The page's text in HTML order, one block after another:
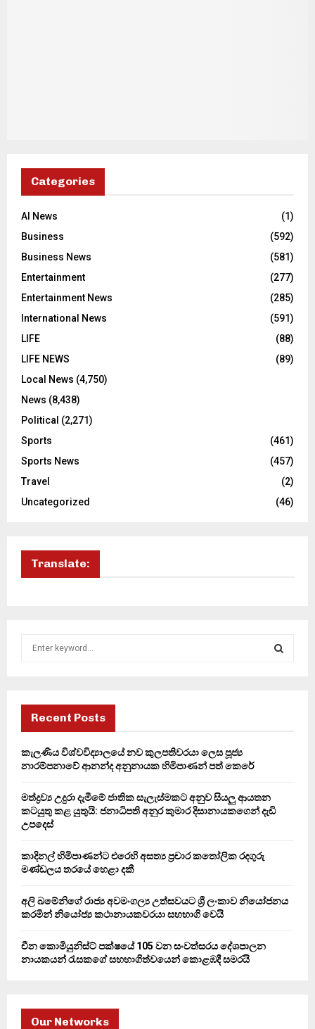
Categories
AI News
(1)
Business
(592)
Business News
(581)
Entertainment
(277)
Entertainment News
(285)
International News
(591)
LIFE
(88)
LIFE NEWS
(89)
Local News (4,750)
News (8,438)
Political (2,271)
Sports
(461)
Sports News
(457)
Travel
(2)
Uncategorized
(46)
Translate:
f
r
H
Recent Posts
කැලණිය විශ්වවිද්‍යාලයේ නව කුලපතිවරයා ලෙස පූජ්‍ය
නාරම්පනාවේ ආනන්ද අනුනායක හිමිපාණන් පත් කෙරේ
මත්ද්‍රව්‍ය උදුරා දැමීමේ ජාතික සැලැස්මකට අනුව සියලු ආයතන
කටයුතු කළ යුතුයි: ජනාධිපති අනුර කුමාර දිසානායකගෙන් දැඩි
උපදෙස්
කාදිනල් හිමිපාණන්ට එරෙහි අසත්‍ය ප්‍රචාර කතෝලික රදගුරු
මණ්ඩලය තරයේ හෙළා දකී
අලි ඛමේනිගේ රාජ්‍ය අවමංගල්‍ය උත්සවයට ශ්‍රී ලංකාව නියෝජනය
කරමින් නියෝජ්‍ය කථානායකවරයා සහභාගි වෙයි
චීන කොමියුනිස්ට් පක්ෂයේ 105 වන සංවත්සරය දේශපාලන
නායකයන් රැසකගේ සහභාගිත්වයෙන් කොළඹදී සමරයි
Our Networks